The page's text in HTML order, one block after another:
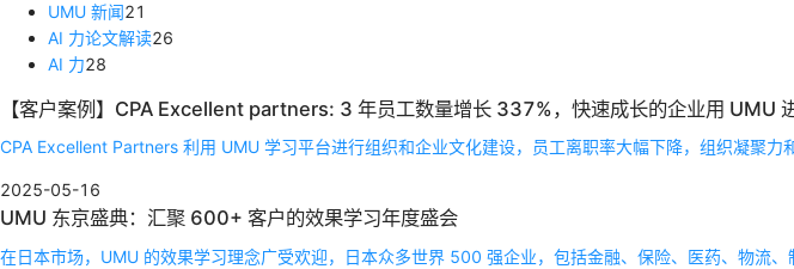
UMU 新闻21
AI 力论文解读26
AI 力28
【客户案例】CPA Excellent partners: 3 年员工数量增长 337%，快速成长的企业用 UMU
CPA Excellent Partners 利用 UMU 学习平台进行组织和企业文化建设，员工离职率大幅下降，组织凝聚力
2025-05-16
UMU 东京盛典：汇聚 600+ 客户的效果学习年度盛会
在日本市场，UMU 的效果学习理念广受欢迎，日本众多世界 500 强企业，包括金融、保险、医药、物流